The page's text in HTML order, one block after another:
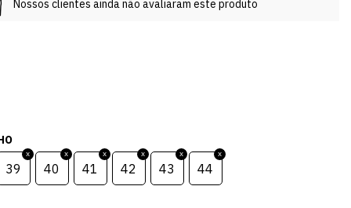
Nossos clientes ainda não avaliaram este produto
39 40 41 42 43 44